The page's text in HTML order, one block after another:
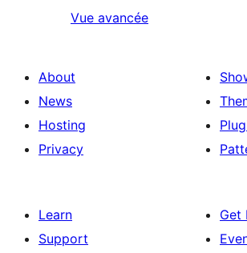
Vue avancée
About
News
Hosting
Privacy
Learn
Support
Get